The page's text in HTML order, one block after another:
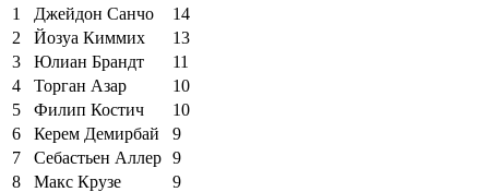
1
Джейдон Санчо
14
2
Йозуа Киммих
13
3
Юлиан Брандт
11
4
Торган Азар
10
5
Филип Костич
10
6
Керем Демирбай
9
7
Себастьен Аллер 9
8
Макс Крузе
9